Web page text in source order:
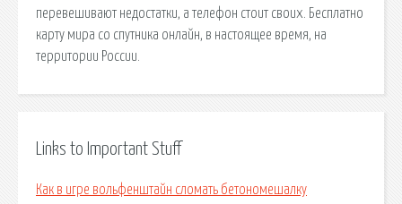
перевешивают недостатки, а телефон стоит своих. Бесплатно
карту мира со спутника онлайн, в настоящее время, на
территории России.
Links to Important Stuff
Как в игре вольфенштайн сломать бетономешалку